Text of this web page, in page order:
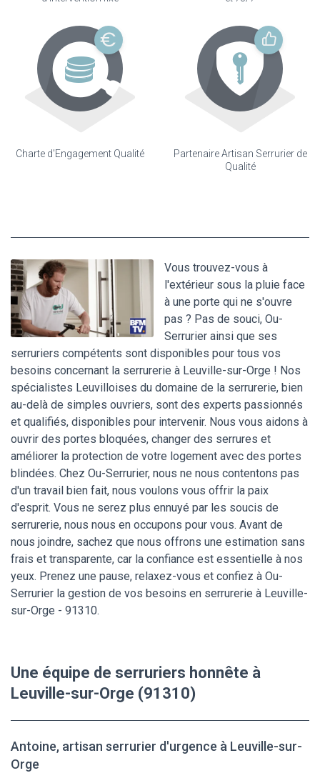
Charte d'Engagement Qualité
Partenaire Artisan Serrurier de
Qualité
Vous trouvez-vous à
l'extérieur sous la pluie face
à une porte qui ne s'ouvre
pas ? Pas de souci, Ou-
Serrurier ainsi que ses
serruriers compétents sont disponibles pour tous vos
besoins concernant la serrurerie à Leuville-sur-Orge ! Nos
spécialistes Leuvilloises du domaine de la serrurerie, bien
au-delà de simples ouvriers, sont des experts passionnés
et qualifiés, disponibles pour intervenir. Nous vous aidons à
ouvrir des portes bloquées, changer des serrures et
améliorer la protection de votre logement avec des portes
blindées. Chez Ou-Serrurier, nous ne nous contentons pas
d'un travail bien fait, nous voulons vous offrir la paix
d'esprit. Vous ne serez plus ennuyé par les soucis de
serrurerie, nous nous en occupons pour vous. Avant de
nous joindre, sachez que nous offrons une estimation sans
frais et transparente, car la confiance est essentielle à nos
yeux. Prenez une pause, relaxez-vous et confiez à Ou-
Serrurier la gestion de vos besoins en serrurerie à Leuville-
sur-Orge - 91310.
Une équipe de serruriers honnête à
Leuville-sur-Orge (91310)
Antoine, artisan serrurier d'urgence à Leuville-sur-
Orge